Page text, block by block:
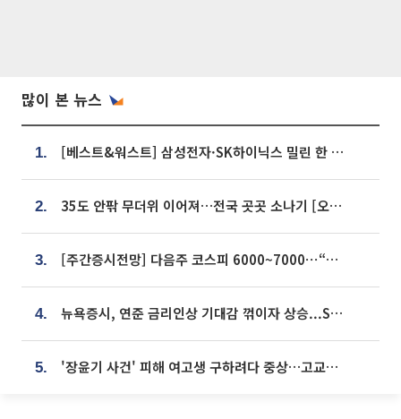
많이 본 뉴스
1. [베스트&워스트] 삼성전자·SK하이닉스 밀린 한 주…상상인증권은 85% 급등
2. 35도 안팎 무더위 이어져…전국 곳곳 소나기 [오늘 날씨]
3. [주간증시전망] 다음주 코스피 6000~7000⋯“外人 수급은 정책이 변수”
4. 뉴욕증시, 연준 금리인상 기대감 꺾이자 상승...S&P500 사상 최고치 [종합]
5. '장윤기 사건' 피해 여고생 구하려다 중상…고교생 의상자 지정